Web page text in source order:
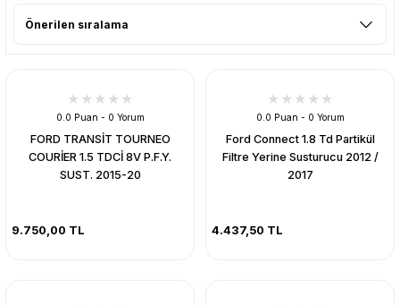
0.0 Puan - 0 Yorum
FORD TRANSİT TOURNEO
COURİER 1.5 TDCİ 8V P.F.Y.
SUST. 2015-20
9.750,00 TL
0.0 Puan - 0 Yorum
Ford Connect 1.8 Td Partikül
Filtre Yerine Susturucu 2012 /
2017
4.437,50 TL